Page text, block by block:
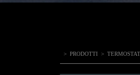
> PRODOTTI >